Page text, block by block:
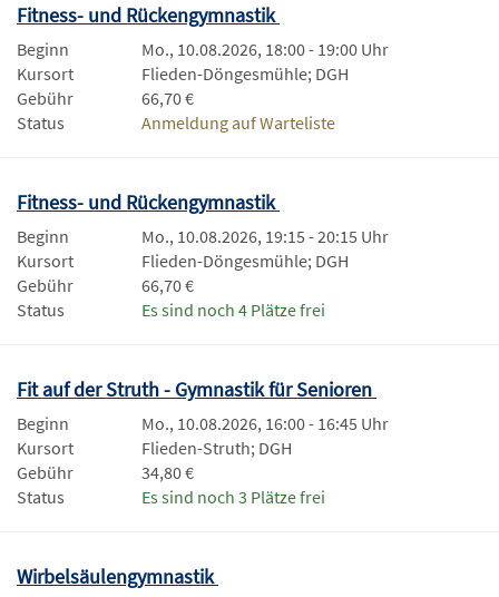
Fitness- und Rückengymnastik
Beginn
Mo., 10.08.2026, 18:00 - 19:00 Uhr
Kursort
Flieden-Döngesmühle; DGH
Gebühr
66,70 €
Status
Anmeldung auf Warteliste
Fitness- und Rückengymnastik
Beginn
Mo., 10.08.2026, 19:15 - 20:15 Uhr
Kursort
Flieden-Döngesmühle; DGH
Gebühr
66,70 €
Status
Es sind noch 4 Plätze frei
Fit auf der Struth - Gymnastik für Senioren
Beginn
Mo., 10.08.2026, 16:00 - 16:45 Uhr
Kursort
Flieden-Struth; DGH
Gebühr
34,80 €
Status
Es sind noch 3 Plätze frei
Wirbelsäulengymnastik